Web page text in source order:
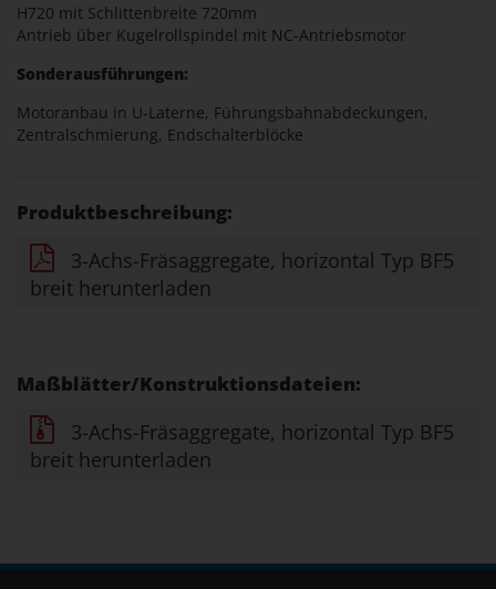
H720 mit Schlittenbreite 720mm
Antrieb über Kugelrollspindel mit NC-Antriebsmotor
Sonderausführungen:
Motoranbau in U-Laterne, Führungsbahnabdeckungen,
Zentralschmierung, Endschalterblöcke
Produktbeschreibung:
3-Achs-Fräsaggregate, horizontal Typ BF5
breit herunterladen
Maßblätter/Konstruktionsdateien:
3-Achs-Fräsaggregate, horizontal Typ BF5
breit herunterladen